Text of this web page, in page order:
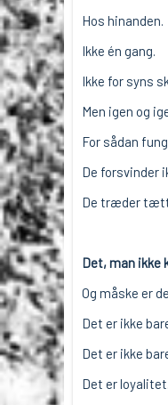
Hos hinanden.
Ikke én gang.
Ikke for syns
Men igen og
For sådan
De forsvinder
De træder
Det, man ikke
Og måske er
Det er ikke
Det er ikke
Det er loyalitet.